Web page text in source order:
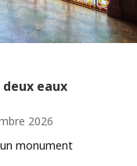
eaux
2026
monument